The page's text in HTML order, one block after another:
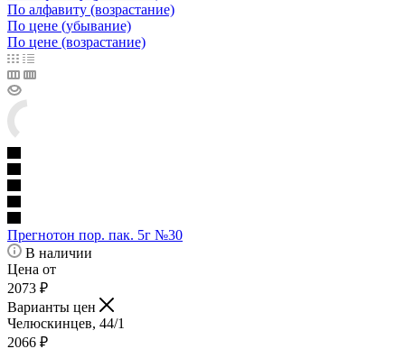
По алфавиту (возрастание)
По цене (убывание)
По цене (возрастание)
Прегнотон пор. пак. 5г №30
В наличии
Цена от
2073 ₽
Варианты цен
Челюскинцев, 44/1
2066 ₽